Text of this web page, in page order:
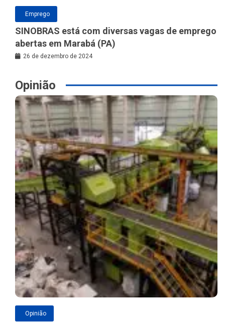
Emprego
SINOBRAS está com diversas vagas de emprego
abertas em Marabá (PA)
26 de dezembro de 2024
Opinião
Opinião